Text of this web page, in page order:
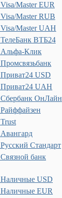
Visa/Master EUR
Visa/Master RUB
Visa/Master UAH
ТелеБанк ВТБ24
Альфа-Клик
Промсвязьбанк
Приват24 USD
Приват24 UAH
Сбербанк ОнЛайн
Райффайзен
Trust
Авангард
Русский Стандарт
Связной банк
Наличные USD
Наличные EUR